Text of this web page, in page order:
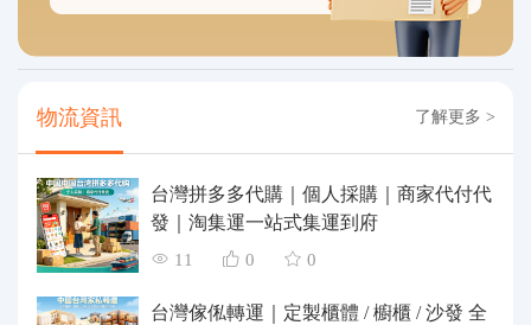
物流資訊 了解更多 >
台灣拼多多代購｜個人採購｜商家代付代
發｜淘集運一站式集運到府
11 0 0
台灣傢俬轉運｜定製櫃體 / 櫥櫃 / 沙發 全